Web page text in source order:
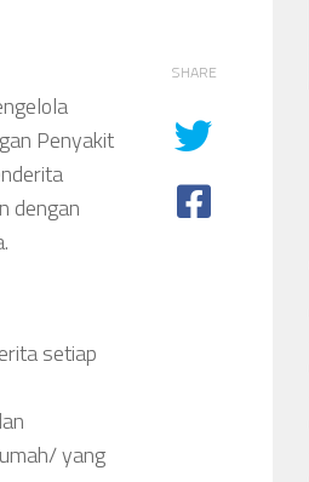
Penyakit
dengan
setiap
yang
SHARE